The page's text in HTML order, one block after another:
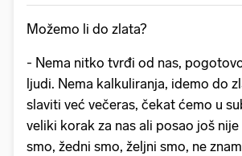
Možemo li do zlata?
- Nema nitko tvrđi od nas,
ljudi. Nema kalkuliranja, idemo do
slaviti već večeras, čekat ćemo u
veliki korak za nas ali posao još
smo, žedni smo, željni smo, ne